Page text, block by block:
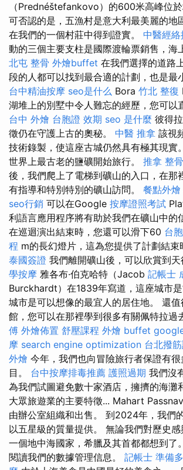
（Prednéštefankovo）的600米高峰位
可否認的是，五漁村是意大利最美麗的地
在我們的一個村莊中得到證實。 中醫經
動的三個主要支柱是國際渡輪票銷售，海
北屯 整骨 外燴buffet 在我們選擇的道路
段的人都可以找到最合適的計劃，也是最
台中精油按摩 seo是什么 Bora 竹北 整復
湖堆上的別墅中令人難忘的經歷，您可以
台中 外燴 台胞證 效期 seo 是什麼 彼得
徵仍在守護上古的奧秘。 中醫 推拿 該視
技術錄製，使這座古城仍然具有極其現實
世界上最古老的鹽礦開始旅行。 推拿 整骨
後，我們爬上了電梯到礦山的入口，在那
有指導和特別特別的礦山訪問。 餐點外燴
seo行銷 可以在Google 按摩證照考試
利語言應用程序將有助於我們在礦山中的
在巡迴演出結束時，您還可以滑下60 台
程 m的長幻燈片，這為您提供了計劃結束
泰國簽證 我們離開礦山後，可以欣賞到天
學按摩 雅各布·伯克哈特（Jacob 記帳士
Burckhardt）在1839年寫道，這座城市是
城市是可以想像的最宜人的居住地。 還
館，您可以在那裡學到很多有關佩特拉過
傅 外燴佈置 舒壓課程 外燴 buffet
摩 search engine optimization 台北撥
外燴 今年，我們也向冒險旅行者保證有
目。 台中按摩排毒推薦 護照過期 我們沒
為我們試圖避免數十家酒店，擁擠的海灘
大眾旅遊業的主要特徵... Mahart
由辦公室組織和出售。 到2024年，我們
以五星級的質量提供。 無論我們對歷史
一個地中海國家，希臘及其首都都想到了
閱讀我們的數據管理信息。 記帳士 準備